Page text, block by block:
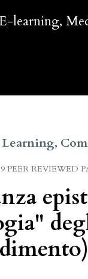
learning,
Learning,
PEER REVIEWED